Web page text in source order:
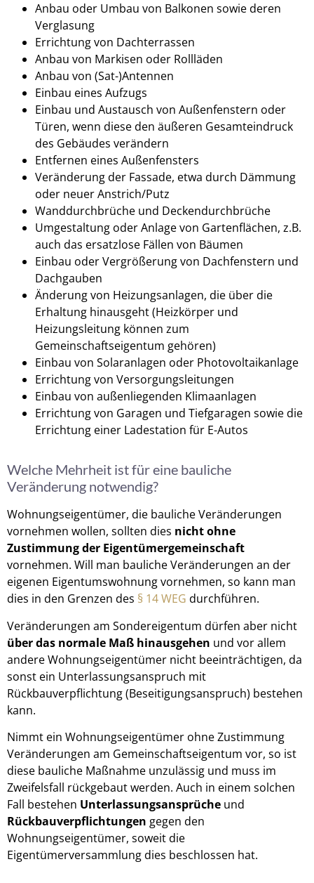
Anbau oder Umbau von Balkonen sowie deren
Verglasung
Errichtung von Dachterrassen
Anbau von Markisen oder Rollläden
Anbau von (Sat-)Antennen
Einbau eines Aufzugs
Einbau und Austausch von Außenfenstern oder
Türen, wenn diese den äußeren Gesamteindruck
des Gebäudes verändern
Entfernen eines Außenfensters
Veränderung der Fassade, etwa durch Dämmung
oder neuer Anstrich/Putz
Wanddurchbrüche und Deckendurchbrüche
Umgestaltung oder Anlage von Gartenflächen, z.B.
auch das ersatzlose Fällen von Bäumen
Einbau oder Vergrößerung von Dachfenstern und
Dachgauben
Änderung von Heizungsanlagen, die über die
Erhaltung hinausgeht (Heizkörper und
Heizungsleitung können zum
Gemeinschaftseigentum gehören)
Einbau von Solaranlagen oder Photovoltaikanlage
Errichtung von Versorgungsleitungen
Einbau von außenliegenden Klimaanlagen
Errichtung von Garagen und Tiefgaragen sowie die
Errichtung einer Ladestation für E-Autos
Welche Mehrheit ist für eine bauliche
Veränderung notwendig?
Wohnungseigentümer, die bauliche Veränderungen
vornehmen wollen, sollten dies nicht ohne
Zustimmung der Eigentümergemeinschaft
vornehmen. Will man bauliche Veränderungen an der
eigenen Eigentumswohnung vornehmen, so kann man
dies in den Grenzen des § 14 WEG durchführen.
Veränderungen am Sondereigentum dürfen aber nicht
über das normale Maß hinausgehen und vor allem
andere Wohnungseigentümer nicht beeinträchtigen, da
sonst ein Unterlassungsanspruch mit
Rückbauverpflichtung (Beseitigungsanspruch) bestehen
kann.
Nimmt ein Wohnungseigentümer ohne Zustimmung
Veränderungen am Gemeinschaftseigentum vor, so ist
diese bauliche Maßnahme unzulässig und muss im
Zweifelsfall rückgebaut werden. Auch in einem solchen
Fall bestehen Unterlassungsansprüche und
Rückbauverpflichtungen gegen den
Wohnungseigentümer, soweit die
Eigentümerversammlung dies beschlossen hat.